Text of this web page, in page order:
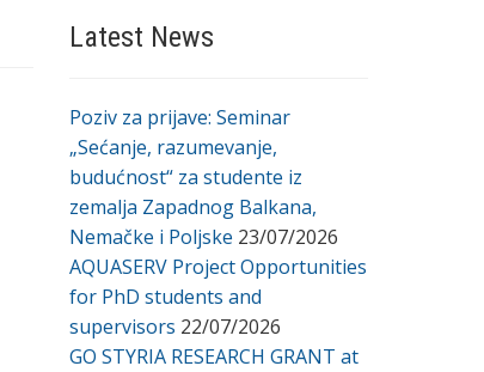
Latest News
Poziv za prijave: Seminar
„Sećanje, razumevanje,
budućnost“ za studente iz
zemalja Zapadnog Balkana,
Nemačke i Poljske 23/07/2026
AQUASERV Project Opportunities
for PhD students and
supervisors 22/07/2026
GO STYRIA RESEARCH GRANT at